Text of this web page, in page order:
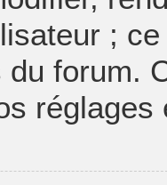
;
du forum.